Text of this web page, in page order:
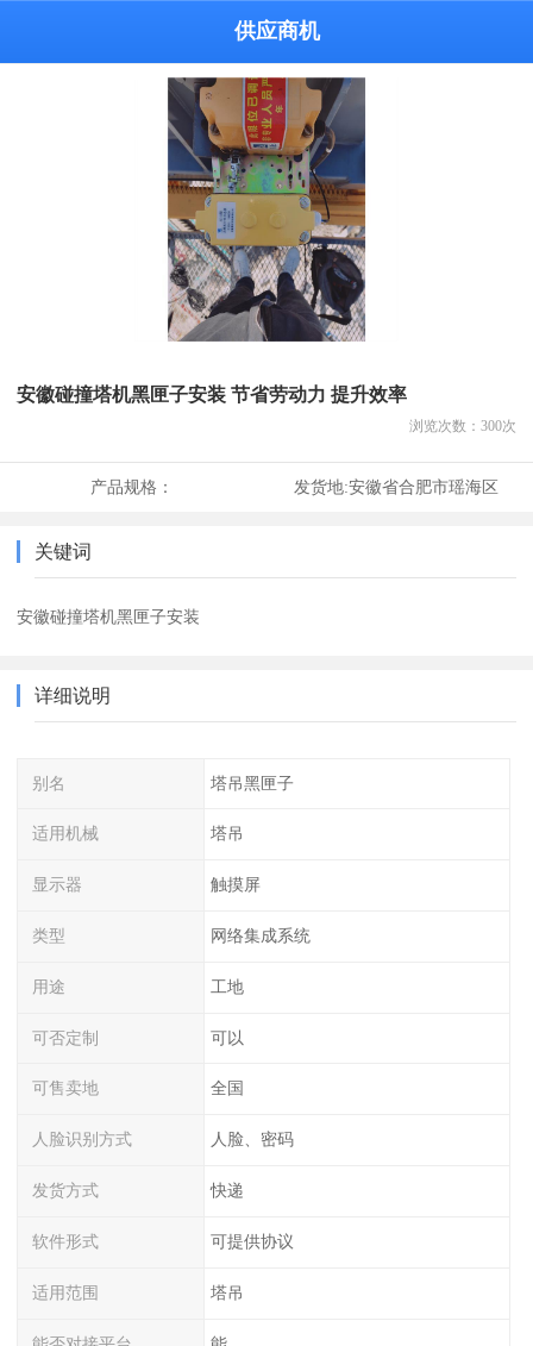
供应商机
安徽碰撞塔机黑匣子安装 节省劳动力 提升效率
浏览次数： 300次
产品规格： 发货地:安徽省合肥市瑶海区
关键词
安徽碰撞塔机黑匣子安装
详细说明
别名 塔吊黑匣子
适用机械 塔吊
显示器 触摸屏
类型 网络集成系统
用途 工地
可否定制 可以
可售卖地 全国
人脸识别方式 人脸、密码
发货方式 快递
软件形式 可提供协议
适用范围 塔吊